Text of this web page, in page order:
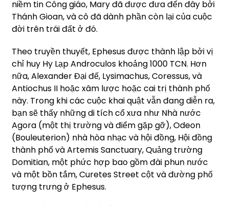
niềm tin Công giáo, Mary đã được đưa đến đây bởi
Thánh Gioan, và cô đã dành phần còn lại của cuộc
đời trên trái đất ở đó.
Theo truyền thuyết, Ephesus được thành lập bởi vị
chỉ huy Hy Lạp Androculos khoảng 1000 TCN. Hơn
nữa, Alexander Đại đế, Lysimachus, Coressus, và
Antiochus II hoặc xâm lược hoặc cai trị thành phố
này. Trong khi các cuộc khai quật vẫn đang diễn ra,
bạn sẽ thấy những di tích cổ xưa như Nhà nước
Agora (một thị trường và điểm gặp gỡ), Odeon
(Bouleuterion) nhà hòa nhạc và hội đồng, Hội đồng
thành phố và Artemis Sanctuary, Quảng trường
Domitian, một phức hợp bao gồm đài phun nước
và một bồn tắm, Curetes Street cột và đường phố
tượng trưng ở Ephesus.